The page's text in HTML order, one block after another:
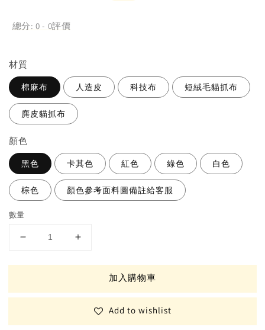
總分:0 - 0評價
材質
棉麻布 人造皮 科技布 短絨毛貓抓布
麂皮貓抓布
顏⾊
黑色 卡其色 紅色 綠色 白色
棕色 顏色參考面料圖備註給客服
數量
加入購物車
Add to wishlist